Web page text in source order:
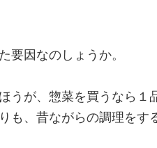
要因なのしょうか。
うが、惣菜を買うなら１
も、昔ながらの調理をす